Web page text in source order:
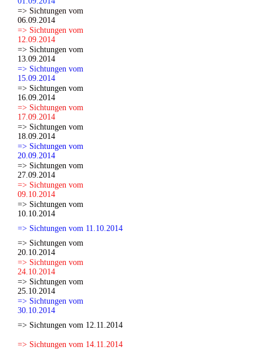
=> Sichtungen vom
06.09.2014
=> Sichtungen vom
12.09.2014
=> Sichtungen vom
13.09.2014
=> Sichtungen vom
15.09.2014
=> Sichtungen vom
16.09.2014
=> Sichtungen vom
17.09.2014
=> Sichtungen vom
18.09.2014
=> Sichtungen vom
20.09.2014
=> Sichtungen vom
27.09.2014
=> Sichtungen vom
09.10.2014
=> Sichtungen vom
10.10.2014
=> Sichtungen vom 11.10.2014
=> Sichtungen vom
20.10.2014
=> Sichtungen vom
24.10.2014
=> Sichtungen vom
25.10.2014
=> Sichtungen vom
30.10.2014
=> Sichtungen vom 12.11.2014
=> Sichtungen vom 14.11.2014